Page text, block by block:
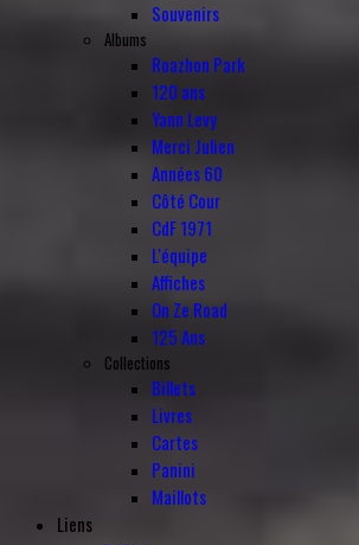
Souvenirs
Albums
Roazhon Park
120 ans
Yann Levy
Merci Julien
Années 60
Côté Cour
CdF 1971
L'équipe
Affiches
On Ze Road
125 Ans
Collections
Billets
Livres
Cartes
Panini
Maillots
Liens